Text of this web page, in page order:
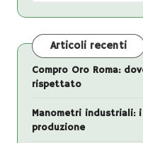
Articoli recenti
Compro Oro Roma:
rispettato
Manometri
produzione